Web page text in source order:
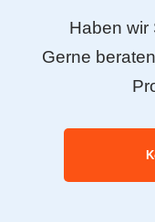
Haben wir
Gerne